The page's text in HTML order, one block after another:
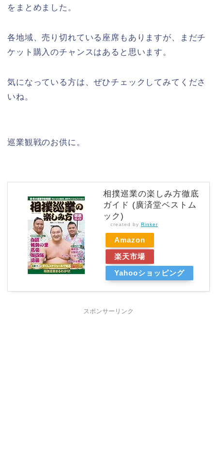
をまとめました。
各地域、売り切れている座席もありますが、まだチ
ケット購入のチャンスはあると思います。
気になっている方は、ぜひチェックしてみてくださ
いね。
巡業観戦のお供に。
相撲巡業の楽しみ方徹底
ガイド (廣済堂ベストム
ック)
created by Rinker
Amazon
楽天市場
Yahooショッピング
スポンサーリンク